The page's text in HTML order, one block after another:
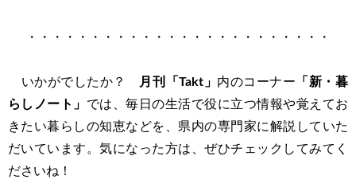
・・・・・・・・・・・・・・・・・・・・・・・・
いかがでしたか？ 月刊「Takt」 内のコーナー 「新・暮
らしノート」 では、毎日の生活で役に立つ情報や覚えてお
きたい暮らしの知恵などを、県内の専門家に解説していた
だいています。気になった方は、ぜひチェックしてみてく
ださいね！